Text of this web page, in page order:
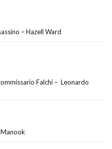
– Hazell Ward
Falchi – Leonardo